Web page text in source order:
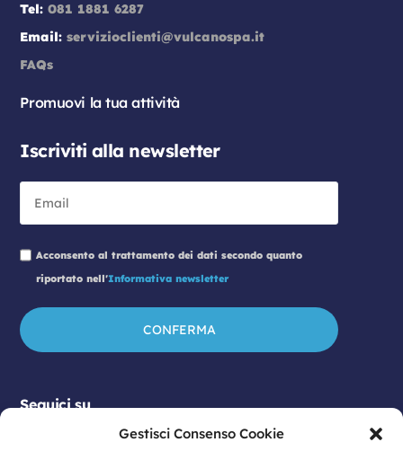
Gestisci Consenso Cookie
Tel: 081 1881 6287
Email: servizioclienti@vulcanospa.it
FAQs
Promuovi la tua attività
Iscriviti alla newsletter
Acconsento al trattamento dei dati secondo quanto
riportato nell'Informativa newsletter
Seguici su